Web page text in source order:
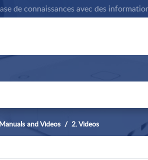
connaissances avec des
Manuals and Videos 2. Videos